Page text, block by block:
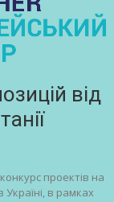
від
проектів на
Україні, в рамках